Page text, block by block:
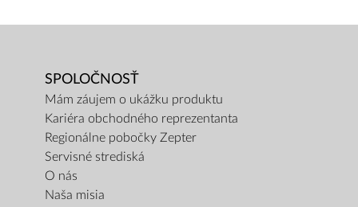
SPOLOČNOSŤ
Mám záujem o ukážku produktu
Kariéra obchodného reprezentanta
Regionálne pobočky Zepter
Servisné strediská
O nás
Naša misia